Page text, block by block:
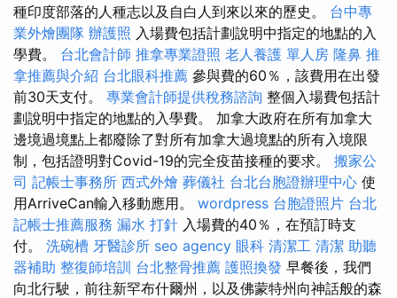
種印度部落的人種志以及自白人到來以來的歷史。 台中專
業外燴團隊 辦護照 入場費包括計劃說明中指定的地點的入
學費。 台北會計師 推拿專業證照 老人養護 單人房 隆鼻 推
拿推薦與介紹 台北眼科推薦 參與費的60％，該費用在出發
前30天支付。 專業會計師提供稅務諮詢 整個入場費包括計
劃說明中指定的地點的入學費。 加拿大政府在所有加拿大
邊境過境點上都廢除了對所有加拿大過境點的所有入境限
制，包括證明對Covid-19的完全疫苗接種的要求。 搬家公
司 記帳士事務所 西式外燴 葬儀社 台北台胞證辦理中心 使
用ArriveCan輸入移動應用。 wordpress 台胞證照片 台北
記帳士推薦服務 漏水 打針 入場費的40％，在預訂時支
付。 洗碗槽 牙醫診所 seo agency 眼科 清潔工 清潔 助聽
器補助 整復師培訓 台北整骨推薦 護照換發 早餐後，我們
向北行駛，前往新罕布什爾州，以及佛蒙特州向神話般的森